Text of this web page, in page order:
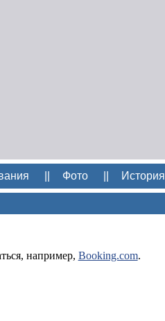
Фото История
например, Booking.com.